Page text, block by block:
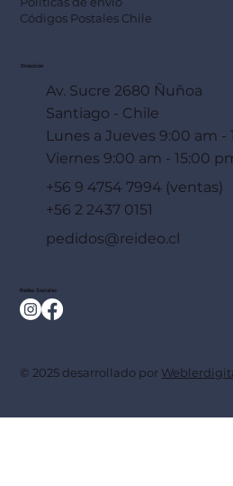
Códigos Postales Chile
Dirección
Av. Sucre 2680 Ñuñoa
Santiago - Chile
Lunes a Jueves 9:00 am -
Viernes 9:00 am - 15:00
+56 9 4754 7994 (ventas)
+56 2 2437 0151
pedidos@reideo.cl
Redes Sociales
© 2025 desarrollado por